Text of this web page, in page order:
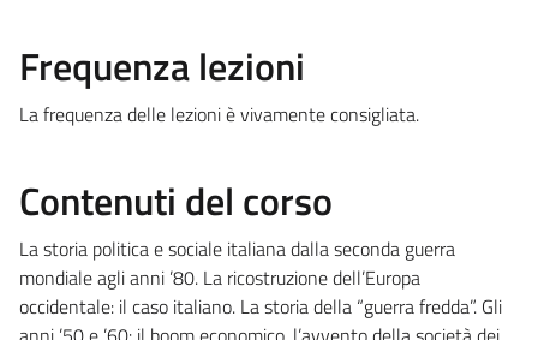
Frequenza lezioni
La frequenza delle lezioni è vivamente consigliata.
Contenuti del corso
La storia politica e sociale italiana dalla seconda guerra
mondiale agli anni ’80. La ricostruzione dell’Europa
occidentale: il caso italiano. La storia della “guerra fredda”. Gli